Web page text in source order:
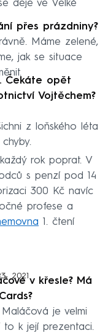
děje ve Velké
přes prázdniny?
Máme zelené,
jak se situace
Čekáte opět
Vojtěchem?
z loňského léta
rok poprat. V
s penzí pod 14
300 Kč navíc
profese a
1. čtení
2021v křesle? Má
je velmi
k její prezentaci.